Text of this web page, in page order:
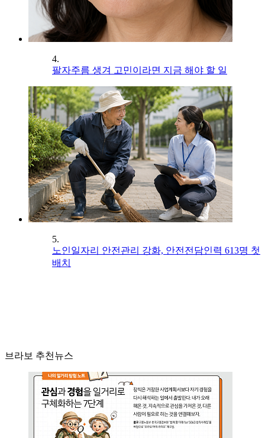
4.
팔자주름 생겨 고민이라면 지금 해야 할 일
5.
노인일자리 안전관리 강화, 안전전담인력 613명 첫
배치
브라보 추천뉴스